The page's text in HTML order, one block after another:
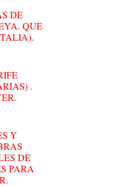
DE
QUE
.
Y
DE
PARA